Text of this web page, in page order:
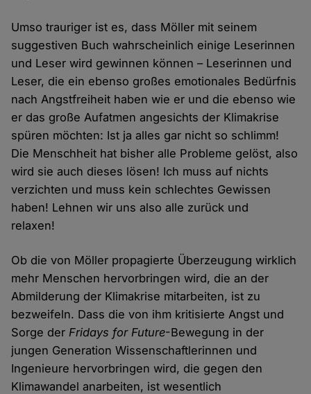
Umso trauriger ist es, dass Möller mit seinem
suggestiven Buch wahrscheinlich einige Leserinnen
und Leser wird gewinnen können – Leserinnen und
Leser, die ein ebenso großes emotionales Bedürfnis
nach Angstfreiheit haben wie er und die ebenso wie
er das große Aufatmen angesichts der Klimakrise
spüren möchten: Ist ja alles gar nicht so schlimm!
Die Menschheit hat bisher alle Probleme gelöst, also
wird sie auch dieses lösen! Ich muss auf nichts
verzichten und muss kein schlechtes Gewissen
haben! Lehnen wir uns also alle zurück und
relaxen!
Ob die von Möller propagierte Überzeugung wirklich
mehr Menschen hervorbringen wird, die an der
Abmilderung der Klimakrise mitarbeiten, ist zu
bezweifeln. Dass die von ihm kritisierte Angst und
Sorge der Fridays for Future-Bewegung in der
jungen Generation Wissenschaftlerinnen und
Ingenieure hervorbringen wird, die gegen den
Klimawandel anarbeiten, ist wesentlich